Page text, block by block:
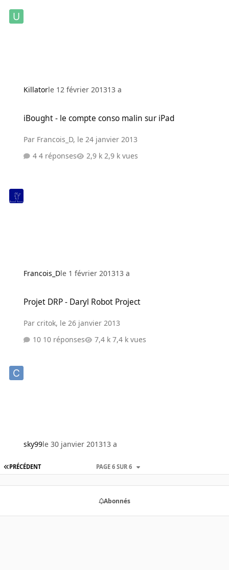
Killatorle 12 février 201313 a
iBought - le compte conso malin sur iPad
Par Francois_D, le 24 janvier 2013
4 réponses
2,9 k vues
Francois_Dle 1 février 201313 a
Projet DRP - Daryl Robot Project
Parcritok, le 26 janvier 2013
10 réponses
7,4 k vues
sky99le 30 janvier 201313 a
PRÉCÉDENT PAGE 6 SUR 6
Abonnés